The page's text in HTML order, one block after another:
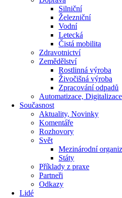
Silniční
Železniční
Vodní
Letecká
Čistá mobilita
Zdravotnictví
Zemědělství
Rostlinná výroba
Živočišná výroba
Zpracování odpadů
Automatizace, Digitalizace
Současnost
Aktuality, Novinky
Komentáře
Rozhovory
Svět
Mezinárodní
Státy
Příklady z praxe
Partneři
Odkazy
Lidé